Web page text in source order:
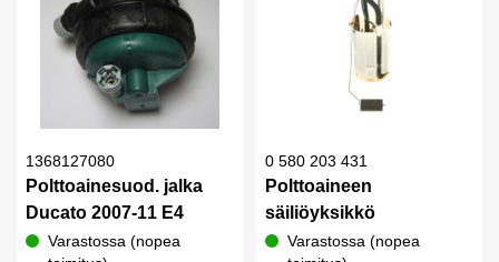
1368127080
Polttoainesuod. jalka
Ducato 2007-11 E4
Varastossa (nopea
0 580 203 431
Polttoaineen
säiliöyksikkö
Varastossa (nopea